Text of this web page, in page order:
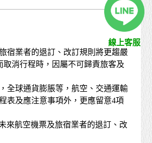
宿業者的退訂、改訂規則將更趨嚴
消行程時，因屬不可歸責旅客及
全球通貨膨脹等，航空、交通運輸
表及應注意事項外，更應留意4項
來航空機票及旅宿業者的退訂、改
線上客服